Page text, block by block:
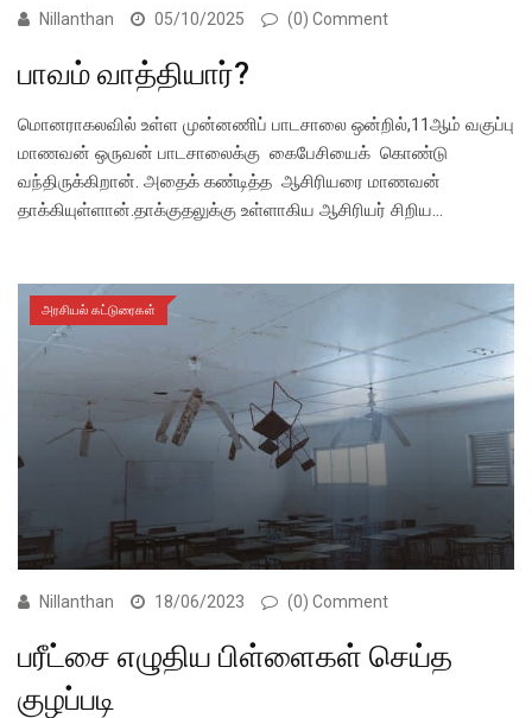
Nillanthan 05/10/2025 (0) Comment
பாவம் வாத்தியார்?
மொனராகலவில் உள்ள முன்னணிப் பாடசாலை ஒன்றில்,11ஆம் வகுப்பு
மாணவன் ஒருவன் பாடசாலைக்கு கைபேசியைக் கொண்டு
வந்திருக்கிறான். அதைக் கண்டித்த ஆசிரியரை மாணவன்
தாக்கியுள்ளான்.தாக்குதலுக்கு உள்ளாகிய ஆசிரியர் சிறிய…
அரசியல் கட்டுரைகள்
Nillanthan 18/06/2023 (0) Comment
பரீட்சை எழுதிய பிள்ளைகள் செய்த
குழப்படி